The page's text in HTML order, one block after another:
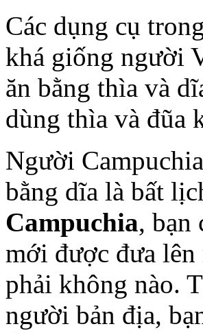
Các dụng cụ
khá giống người
ăn bằng thìa và
dùng thìa và đũa
Người
bằng dĩa là bất
Campuchia, bạn
mới được đưa lên
phải không nào.
người bản địa,